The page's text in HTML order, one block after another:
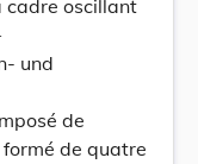
cadre oscillant
und
de
de quatre